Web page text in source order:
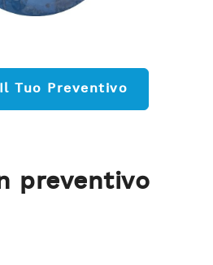
Tuo Preventivo
preventivo